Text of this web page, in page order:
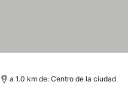
a 1.0 km de: Centro de la ciudad